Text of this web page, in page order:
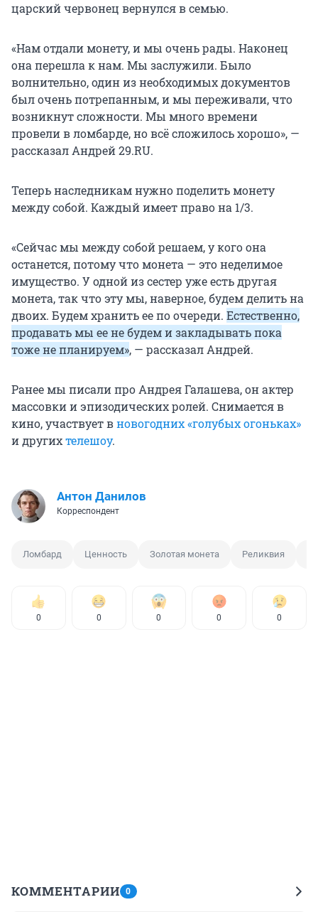
царский червонец вернулся в семью.
«Нам отдали монету, и мы очень рады. Наконец
она перешла к нам. Мы заслужили. Было
волнительно, один из необходимых документов
был очень потрепанным, и мы переживали, что
возникнут сложности. Мы много времени
провели в ломбарде, но всё сложилось хорошо», —
рассказал Андрей 29.RU.
Теперь наследникам нужно поделить монету
между собой. Каждый имеет право на 1/3.
«Сейчас мы между собой решаем, у кого она
останется, потому что монета — это неделимое
имущество. У одной из сестер уже есть другая
монета, так что эту мы, наверное, будем делить на
двоих. Будем хранить ее по очереди. Естественно,
продавать мы ее не будем и закладывать пока
тоже не планируем», — рассказал Андрей.
Ранее мы писали про Андрея Галашева, он актер
массовки и эпизодических ролей. Снимается в
кино, участвует вновогодних «голубых огоньках»
и другихтелешоу.
Антон Данилов
Корреспондент
Ломбард Ценность Золотая монета Реликвия
0 0 0 0 0
КОММЕНТАРИИ 0